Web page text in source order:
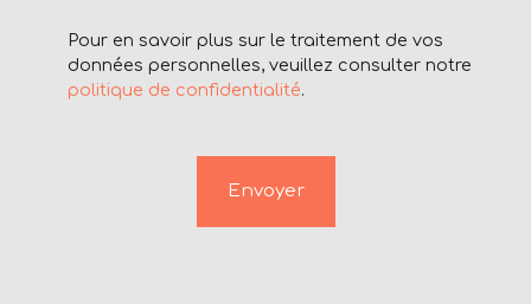
Pour en savoir plus sur le traitement de vos
données personnelles, veuillez consulter notre
politique de confidentialité.
Envoyer